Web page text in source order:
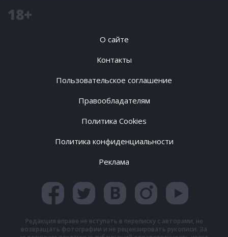
18+
О сайте
Контакты
Пользовательское соглашение
Правообладателям
Политика Cookies
Политика конфиденциальности
Реклама
Редакция вправе не вступать в переписку с авторами, не
возвращать фотографии и не рецензировать рукописи. За